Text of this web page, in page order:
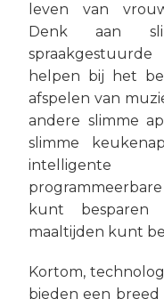
leven van
Denk aan
helpen bij het
afspelen van
andere slimme
slimme
intelligente
kunt besparen
maaltijden kunt
Kortom,
bieden een breed